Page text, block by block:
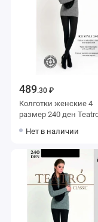
489.30 ₽
Колготки женские 4
размер 240 ден
Нет в наличии